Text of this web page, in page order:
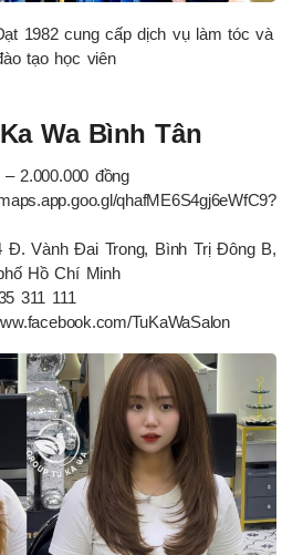
1982 cung cấp dịch vụ làm tóc và
tạo học viên
Wa Bình Tân
2.000.000 đồng
qhafME6S4gj6eWfC9?
Vành Đai Trong, Bình Trị Đông B,
Hồ Chí Minh
311 111
TuKaWaSalon